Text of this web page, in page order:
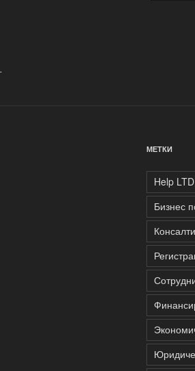
.
МЕТКИ
Help LTD
Бизнес